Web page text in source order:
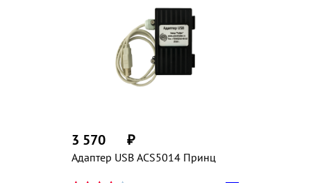
Адаптер USB ACS5014 Принц
3 570 ₽